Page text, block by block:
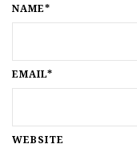
NAME*
EMAIL*
WEBSITE